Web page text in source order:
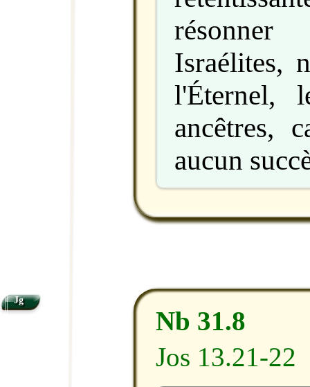
Israélites,
l'Éternel,
ancêtres,
aucun
Nb 31.8
Jos 13.21-22
Jg